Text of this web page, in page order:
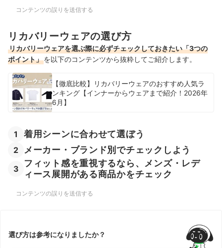
コンテンツの誤りを送信する
リカバリーウェアの選び方
リカバリーウェアを選ぶ際に必ずチェックしておきたい「3つの
ポイント」を以下のコンテンツから抜粋してご紹介します。
【徹底比較】リカバリーウェアのおすすめ人気ラ
ンキング【インナーからウェアまで紹介！2026年
6月】
1 着用シーンに合わせて選ぼう
2 メーカー・ブランド別でチェックしよう
3
フィット感を重視するなら、メンズ・レデ
ィース展開がある商品かをチェック
コンテンツの誤りを送信する
選び方は参考になりましたか？